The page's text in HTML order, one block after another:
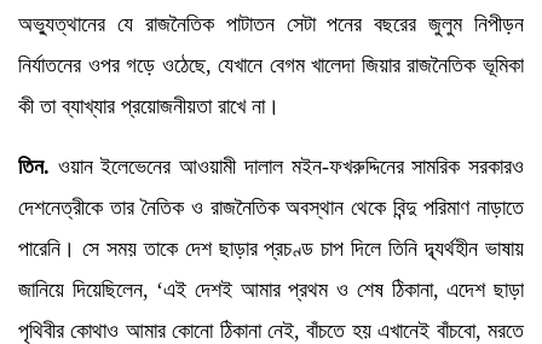
অভ্যুত্থানের যে রাজনৈতিক পাটাতন সেটা পনের বছরের জুলুম নিপীড়ন
নির্যাতনের ওপর গড়ে ওঠেছে, যেখানে বেগম খালেদা জিয়ার রাজনৈতিক ভূমিকা
কী তা ব্যাখ্যার প্রয়োজনীয়তা রাখে না।
তিন. ওয়ান ইলেভেনের আওয়ামী দালাল মইন-ফখরুদ্দিনের সামরিক সরকারও
দেশনেত্রীকে তার নৈতিক ও রাজনৈতিক অবস্থান থেকে বিন্দু পরিমাণ নাড়াতে
পারেনি। সে সময় তাকে দেশ ছাড়ার প্রচণ্ড চাপ দিলে তিনি দ্ব্যর্থহীন ভাষায়
জানিয়ে দিয়েছিলেন, ‘এই দেশই আমার প্রথম ও শেষ ঠিকানা, এদেশ ছাড়া
পৃথিবীর কোথাও আমার কোনো ঠিকানা নেই, বাঁচতে হয় এখানেই বাঁচবো, মরতে